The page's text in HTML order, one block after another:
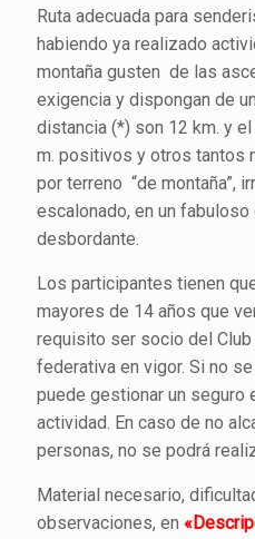
Ruta adecuada para
habiendo ya realizado
montaña gusten de las
exigencia y dispongan de
distancia (*) son 12 km. y
m. positivos y otros tantos
por terreno “de montaña”,
escalonado, en un
desbordante.
Los participantes tienen
mayores de 14 años que
requisito ser socio del
federativa en vigor. Si no
puede gestionar un
actividad. En caso de no
personas, no se podrá
Material necesario,
observaciones, en